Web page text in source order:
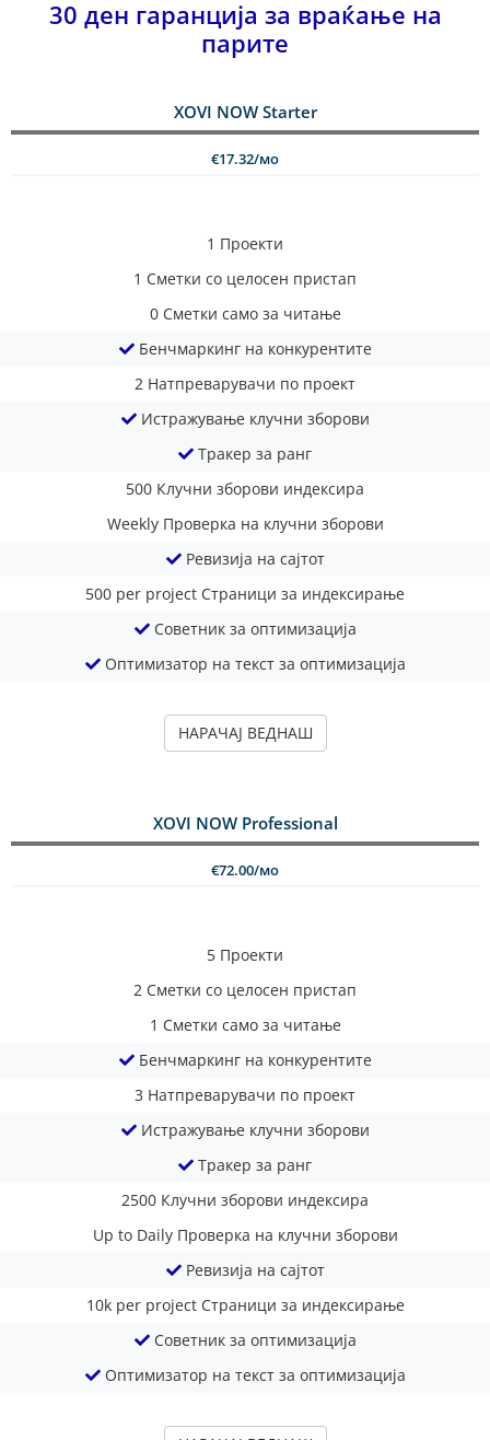
30 ден гаранција за враќање на
парите
XOVI NOW Starter
€17.32/мо
1 Проекти
1 Сметки со целосен пристап
0 Сметки само за читање
Бенчмаркинг на конкурентите
2 Натпреварувачи по проект
Истражување клучни зборови
Тракер за ранг
500 Клучни зборови индексира
Weekly Проверка на клучни зборови
Ревизија на сајтот
500 per project Страници за индексирање
Советник за оптимизација
Оптимизатор на текст за оптимизација
НАРАЧАЈ ВЕДНАШ
XOVI NOW Professional
€72.00/мо
5 Проекти
2 Сметки со целосен пристап
1 Сметки само за читање
Бенчмаркинг на конкурентите
3 Натпреварувачи по проект
Истражување клучни зборови
Тракер за ранг
2500 Клучни зборови индексира
Up to Daily Проверка на клучни зборови
Ревизија на сајтот
10k per project Страници за индексирање
Советник за оптимизација
Оптимизатор на текст за оптимизација